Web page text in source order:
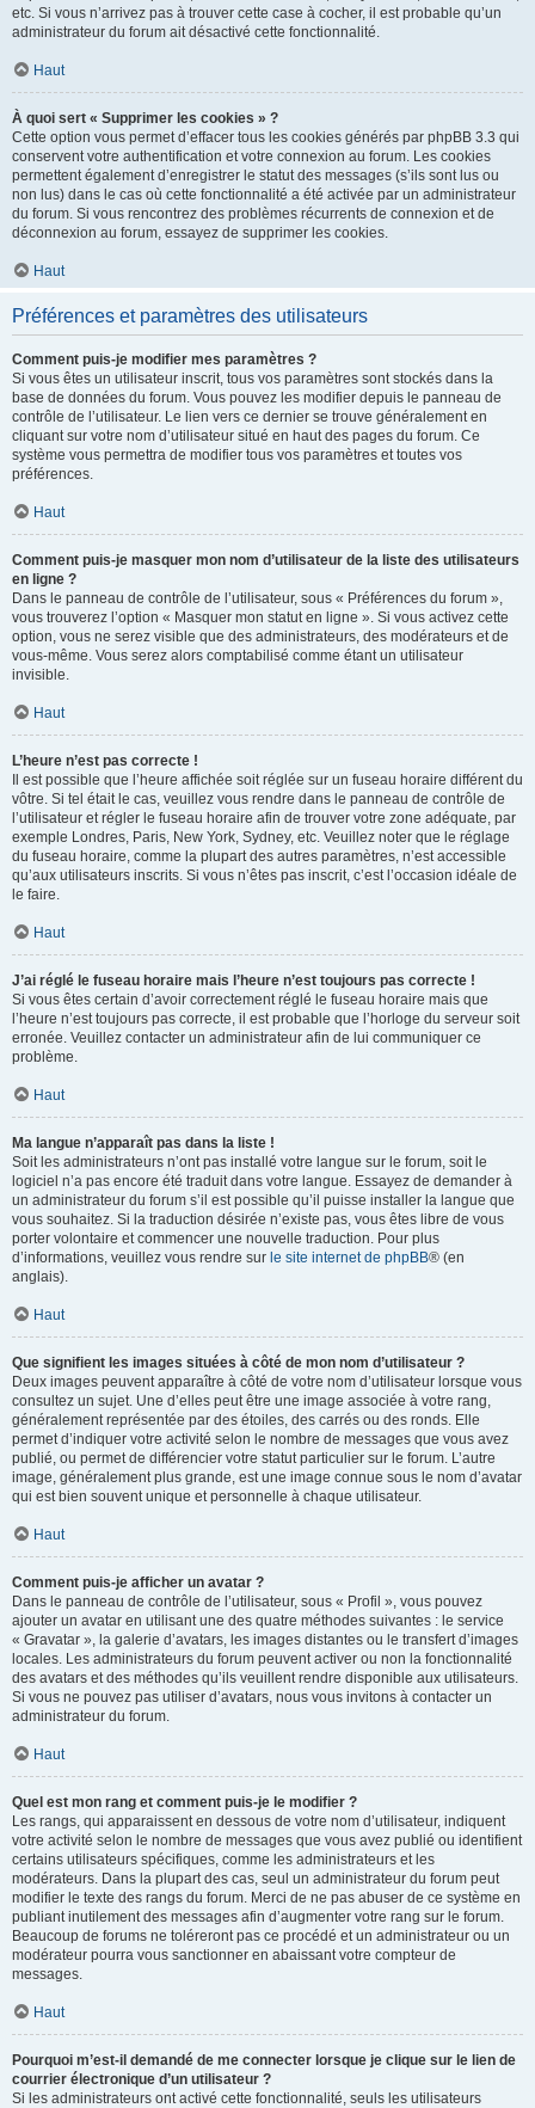
etc. Si vous n’arrivez pas à trouver cette case à cocher, il est probable qu’un
administrateur du forum ait désactivé cette fonctionnalité.
Haut
À quoi sert « Supprimer les cookies » ?
Cette option vous permet d’effacer tous les cookies générés par phpBB 3.3 qui
conservent votre authentification et votre connexion au forum. Les cookies
permettent également d’enregistrer le statut des messages (s’ils sont lus ou
non lus) dans le cas où cette fonctionnalité a été activée par un administrateur
du forum. Si vous rencontrez des problèmes récurrents de connexion et de
déconnexion au forum, essayez de supprimer les cookies.
Haut
Préférences et paramètres des utilisateurs
Comment puis-je modifier mes paramètres ?
Si vous êtes un utilisateur inscrit, tous vos paramètres sont stockés dans la
base de données du forum. Vous pouvez les modifier depuis le panneau de
contrôle de l’utilisateur. Le lien vers ce dernier se trouve généralement en
cliquant sur votre nom d’utilisateur situé en haut des pages du forum. Ce
système vous permettra de modifier tous vos paramètres et toutes vos
préférences.
Haut
Comment puis-je masquer mon nom d’utilisateur de la liste des utilisateurs
en ligne ?
Dans le panneau de contrôle de l’utilisateur, sous « Préférences du forum »,
vous trouverez l’option « Masquer mon statut en ligne ». Si vous activez cette
option, vous ne serez visible que des administrateurs, des modérateurs et de
vous-même. Vous serez alors comptabilisé comme étant un utilisateur
invisible.
Haut
L’heure n’est pas correcte !
Il est possible que l’heure affichée soit réglée sur un fuseau horaire différent du
vôtre. Si tel était le cas, veuillez vous rendre dans le panneau de contrôle de
l’utilisateur et régler le fuseau horaire afin de trouver votre zone adéquate, par
exemple Londres, Paris, New York, Sydney, etc. Veuillez noter que le réglage
du fuseau horaire, comme la plupart des autres paramètres, n’est accessible
qu’aux utilisateurs inscrits. Si vous n’êtes pas inscrit, c’est l’occasion idéale de
le faire.
Haut
J’ai réglé le fuseau horaire mais l’heure n’est toujours pas correcte !
Si vous êtes certain d’avoir correctement réglé le fuseau horaire mais que
l’heure n’est toujours pas correcte, il est probable que l’horloge du serveur soit
erronée. Veuillez contacter un administrateur afin de lui communiquer ce
problème.
Haut
Ma langue n’apparaît pas dans la liste !
Soit les administrateurs n’ont pas installé votre langue sur le forum, soit le
logiciel n’a pas encore été traduit dans votre langue. Essayez de demander à
un administrateur du forum s’il est possible qu’il puisse installer la langue que
vous souhaitez. Si la traduction désirée n’existe pas, vous êtes libre de vous
porter volontaire et commencer une nouvelle traduction. Pour plus
d’informations, veuillez vous rendre sur le site internet de phpBB® (en
anglais).
Haut
Que signifient les images situées à côté de mon nom d’utilisateur ?
Deux images peuvent apparaître à côté de votre nom d’utilisateur lorsque vous
consultez un sujet. Une d’elles peut être une image associée à votre rang,
généralement représentée par des étoiles, des carrés ou des ronds. Elle
permet d’indiquer votre activité selon le nombre de messages que vous avez
publié, ou permet de différencier votre statut particulier sur le forum. L’autre
image, généralement plus grande, est une image connue sous le nom d’avatar
qui est bien souvent unique et personnelle à chaque utilisateur.
Haut
Comment puis-je afficher un avatar ?
Dans le panneau de contrôle de l’utilisateur, sous « Profil », vous pouvez
ajouter un avatar en utilisant une des quatre méthodes suivantes : le service
« Gravatar », la galerie d’avatars, les images distantes ou le transfert d’images
locales. Les administrateurs du forum peuvent activer ou non la fonctionnalité
des avatars et des méthodes qu’ils veuillent rendre disponible aux utilisateurs.
Si vous ne pouvez pas utiliser d’avatars, nous vous invitons à contacter un
administrateur du forum.
Haut
Quel est mon rang et comment puis-je le modifier ?
Les rangs, qui apparaissent en dessous de votre nom d’utilisateur, indiquent
votre activité selon le nombre de messages que vous avez publié ou identifient
certains utilisateurs spécifiques, comme les administrateurs et les
modérateurs. Dans la plupart des cas, seul un administrateur du forum peut
modifier le texte des rangs du forum. Merci de ne pas abuser de ce système en
publiant inutilement des messages afin d’augmenter votre rang sur le forum.
Beaucoup de forums ne toléreront pas ce procédé et un administrateur ou un
modérateur pourra vous sanctionner en abaissant votre compteur de
messages.
Haut
Pourquoi m’est-il demandé de me connecter lorsque je clique sur le lien de
courrier électronique d’un utilisateur ?
Si les administrateurs ont activé cette fonctionnalité, seuls les utilisateurs